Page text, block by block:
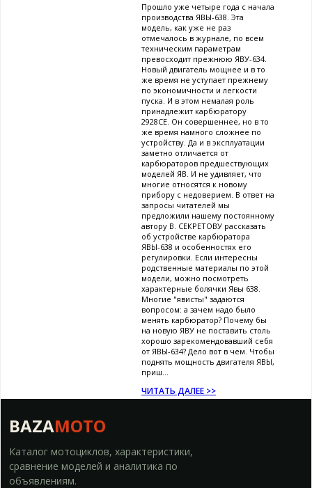
Прошло уже четыре года с начала
производства ЯВЫ-638. Эта
модель, как уже не раз
отмечалось в журнале, по всем
техническим параметрам
превосходит прежнюю ЯВУ-634.
Новый двигатель мощнее и в то
же время не уступает прежнему
по экономичности и легкости
пуска. И в этом немалая роль
принадлежит карбюратору
2928СЕ. Он совершеннее, но в то
же время намного сложнее по
устройству. Да и в эксплуатации
заметно отличается от
карбюраторов предшествующих
моделей ЯВ. И не удивляет, что
многие относятся к новому
прибору с недоверием. В ответ на
запросы читателей мы
предложили нашему постоянному
автору В. СЕКРЕТОВУ рассказать
об устройстве карбюратора
ЯВЫ-638 и особенностях его
регулировки. Если интересны
родственные материалы по этой
модели, можно посмотреть
характерные болячки Явы 638.
Многие "явисты" задаются
вопросом: а зачем надо было
менять карбюратор? Почему бы
на новую ЯВУ не поставить столь
хорошо зарекомендовавший себя
от ЯВЫ-634? Дело вот в чем. Чтобы
поднять мощность двигателя ЯВЫ,
приш...
ЧИТАТЬ ДАЛЕЕ >>
BAZAMOTO
Каталог мотоциклов, характеристики,
сравнение моделей и аналитика по
объявлениям.